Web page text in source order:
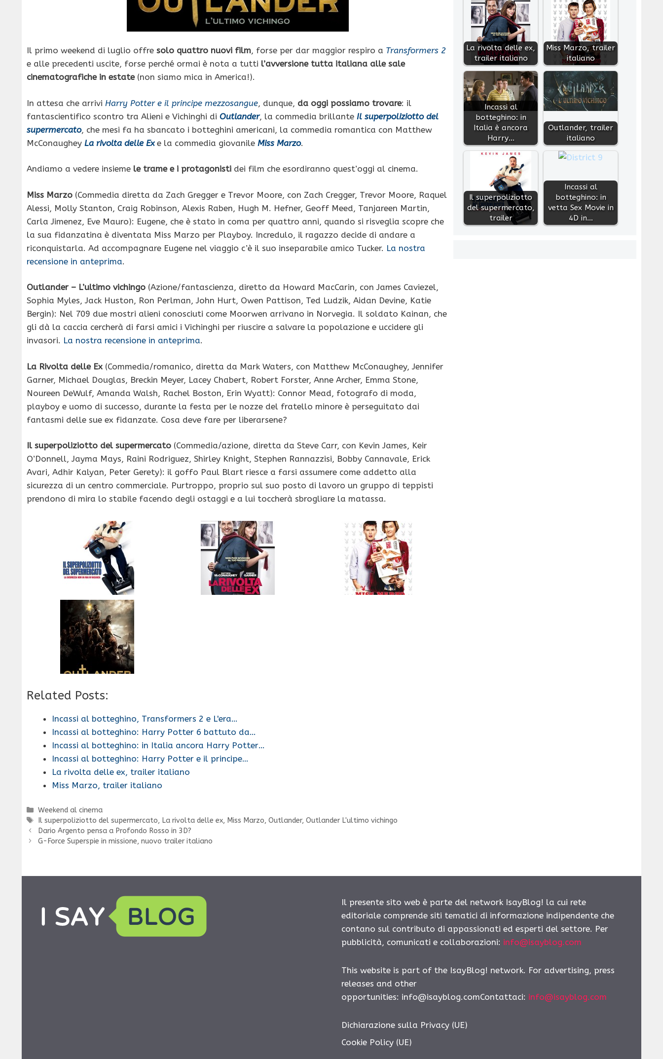
Il primo weekend di luglio offre solo quattro nuovi film, forse per dar maggior respiro a Transformers 2
e alle precedenti uscite, forse perché ormai è nota a tutti l’avversione tutta italiana alle sale
cinematografiche in estate(non siamo mica in America!).
In attesa che arrivi Harry Potter e il principe mezzosangue, dunque, da oggi possiamo trovare: il
fantascientifico scontro tra Alieni e Vichinghi di Outlander, la commedia brillante Il superpoliziotto del
supermercato, che mesi fa ha sbancato i botteghini americani, la commedia romantica con Matthew
McConaughey La rivolta delle Exe la commedia giovanile Miss Marzo.
Andiamo a vedere insieme le trame e i protagonisti dei film che esordiranno quest’oggi al cinema.
Miss Marzo (Commedia diretta da Zach Gregger e Trevor Moore, con Zach Cregger, Trevor Moore, Raquel
Alessi, Molly Stanton, Craig Robinson, Alexis Raben, Hugh M. Hefner, Geoff Meed, Tanjareen Martin,
Carla Jimenez, Eve Mauro): Eugene, che è stato in coma per quattro anni, quando si risveglia scopre che
la sua fidanzatina è diventata Miss Marzo per Playboy. Incredulo, il ragazzo decide di andare a
riconquistarla. Ad accompagnare Eugene nel viaggio c’è il suo inseparabile amico Tucker. La nostra
recensione in anteprima.
Outlander – L’ultimo vichingo (Azione/fantascienza, diretto da Howard MacCarin, con James Caviezel,
Sophia Myles, Jack Huston, Ron Perlman, John Hurt, Owen Pattison, Ted Ludzik, Aidan Devine, Katie
Bergin): Nel 709 due mostri alieni conosciuti come Moorwen arrivano in Norvegia. Il soldato Kainan, che
gli dà la caccia cercherà di farsi amici i Vichinghi per riuscire a salvare la popolazione e uccidere gli
invasori. La nostra recensione in anteprima.
La Rivolta delle Ex (Commedia/romanico, diretta da Mark Waters, con Matthew McConaughey, Jennifer
Garner, Michael Douglas, Breckin Meyer, Lacey Chabert, Robert Forster, Anne Archer, Emma Stone,
Noureen DeWulf, Amanda Walsh, Rachel Boston, Erin Wyatt): Connor Mead, fotografo di moda,
playboy e uomo di successo, durante la festa per le nozze del fratello minore è perseguitato dai
fantasmi delle sue ex fidanzate. Cosa deve fare per liberarsene?
Il superpoliziotto del supermercato (Commedia/azione, diretta da Steve Carr, con Kevin James, Keir
O’Donnell, Jayma Mays, Raini Rodriguez, Shirley Knight, Stephen Rannazzisi, Bobby Cannavale, Erick
Avari, Adhir Kalyan, Peter Gerety): il goffo Paul Blart riesce a farsi assumere come addetto alla
sicurezza di un centro commerciale. Purtroppo, proprio sul suo posto di lavoro un gruppo di teppisti
prendono di mira lo stabile facendo degli ostaggi e a lui toccherà sbrogliare la matassa.
Related Posts:
Incassi al botteghino, Transformers 2 e L'era…
Incassi al botteghino: Harry Potter 6 battuto da…
Incassi al botteghino: in Italia ancora Harry Potter…
Incassi al botteghino: Harry Potter e il principe…
La rivolta delle ex, trailer italiano
Miss Marzo, trailer italiano
Categorie
Weekend al cinema
Tag
Il superpoliziotto del supermercato, La rivolta delle ex, Miss Marzo,Outlander,Outlander L'ultimo vichingo
Dario Argento pensa a Profondo Rosso in 3D?
G-Force Superspie in missione, nuovo trailer italiano
La rivolta delle ex,
trailer italiano
Miss Marzo, trailer
italiano
Incassi al
botteghino: in
Italia è ancora
Harry…
Outlander, trailer
italiano
Il superpoliziotto
del supermercato,
trailer
Incassi al
botteghino: in
vetta Sex Movie in
4D in…
Il presente sito web è parte del network IsayBlog! la cui rete
editoriale comprende siti tematici di informazione indipendente che
contano sul contributo di appassionati ed esperti del settore. Per
pubblicità, comunicati e collaborazioni: info@isayblog.com
This website is part of the IsayBlog! network. For advertising, press
releases and other
opportunities: info@isayblog.comContattaci: info@isayblog.com
Dichiarazione sulla Privacy (UE)
Cookie Policy (UE)